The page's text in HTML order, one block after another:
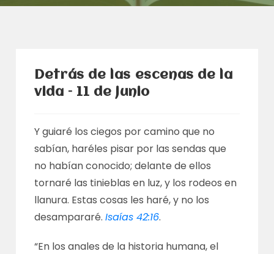
Detrás de las escenas de la
vida – 11 de junio
Y guiaré los ciegos por camino que no
sabían, haréles pisar por las sendas que
no habían conocido; delante de ellos
tornaré las tinieblas en luz, y los rodeos en
llanura. Estas cosas les haré, y no los
desampararé.Isaías 42:16.
“En los anales de la historia humana, el